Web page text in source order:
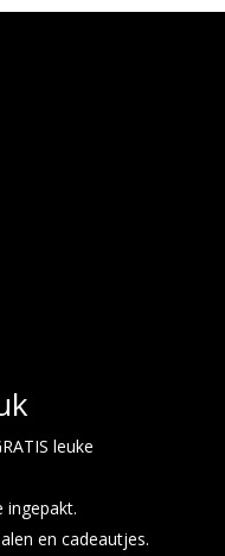
leuke
ingepakt.
en cadeautjes.